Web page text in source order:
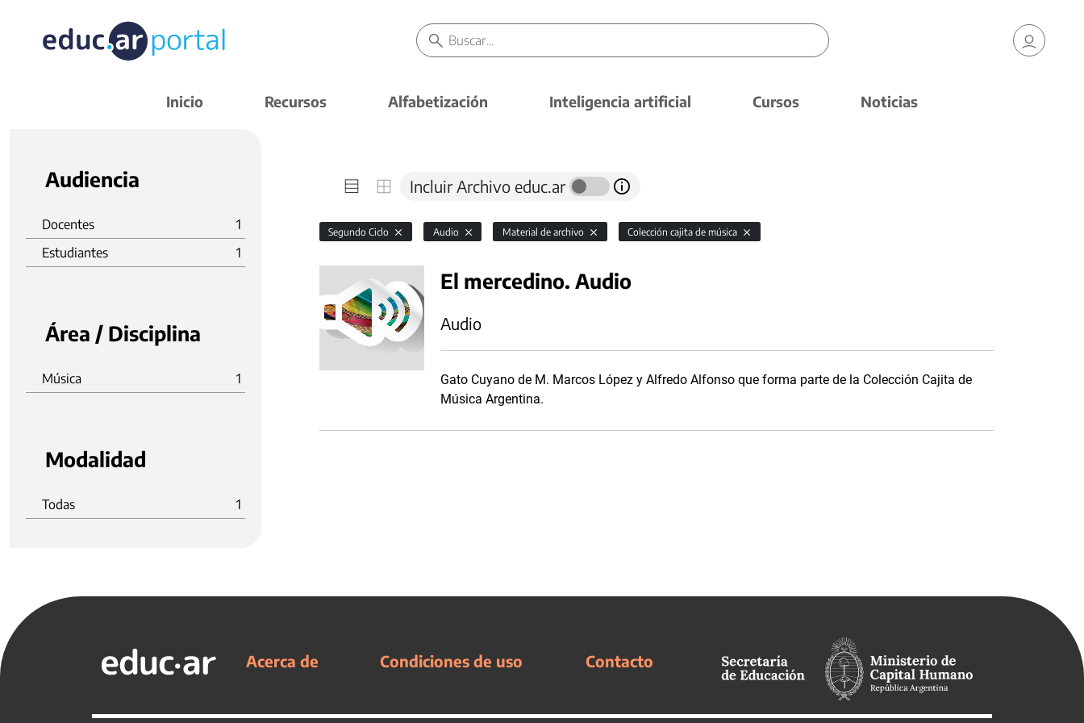
Inicio Recursos Alfabetización Inteligencia artificial Cursos Noticias
Audiencia
Docentes
1
Estudiantes
1
Área / Disciplina
Música 1
Modalidad
Todas 1
Incluir Archivo educ.ar
Segundo Ciclo Audio Material de archivo Colección cajita de música
El mercedino. Audio
Audio
Gato Cuyano de M. Marcos López y Alfredo Alfonso que forma parte de la Colección Cajita de
Música Argentina.
Acerca de Condiciones de uso Contacto